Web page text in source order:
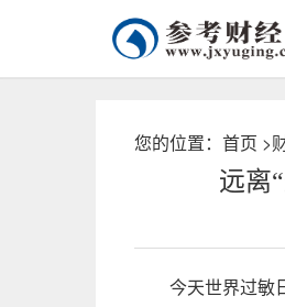
您的位置： 首页 >
远离
今天世界过敏